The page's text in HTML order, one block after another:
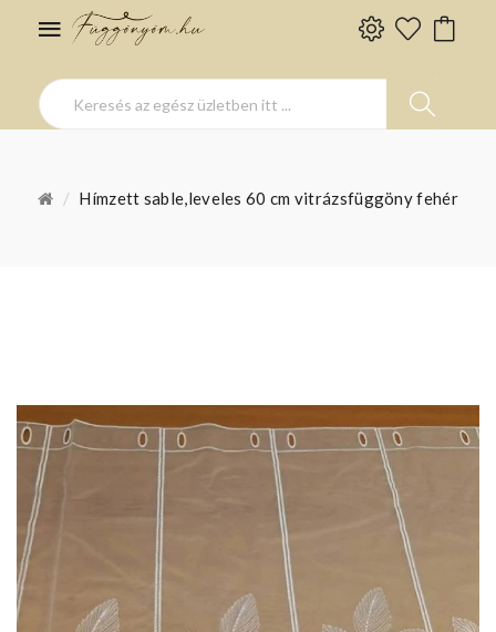
Hímzett sable,leveles 60 cm vitrázsfüggöny fehér